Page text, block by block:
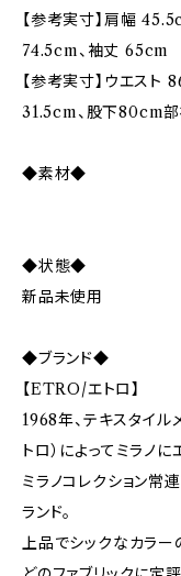
【参考実寸】肩幅
74.5cm、袖丈 65cm
【参考実寸】ウエス
31.5cm、股下80cm
◆素材◆
◆状態◆
新品未使用
◆ブランド◆
【ETRO/エトロ】
1968年、テキスタイ
トロ）によってミラノ
ミラノコレクション常
ランド。
上品でシックなカラー